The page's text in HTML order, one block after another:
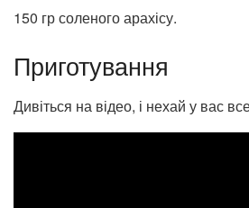
150 гр соленого арахісу.
Приготування
Дивіться на відео, і нехай у вас